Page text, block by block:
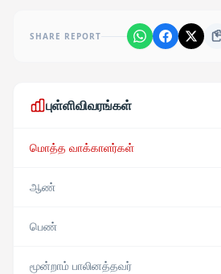
SHARE REPORT
புள்ளிவிவரங்கள்
மொத்த வாக்காளர்கள்
ஆண்
பெண்
மூன்றாம் பாலினத்தவர்